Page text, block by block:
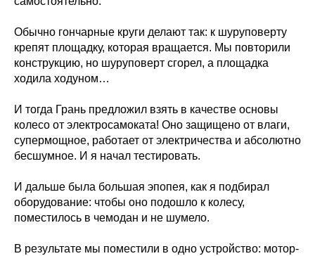
Обычно гончарные круги делают так: к шуруповерту
крепят площадку, которая вращается. Мы повторили
конструкцию, но шуруповерт сгорел, а площадка
ходила ходуном…
И тогда Грань предложил взять в качестве основы
колесо от электросамоката! Оно защищено от влаги,
супермощное, работает от электричества и абсолютно
бесшумное. И я начал тестировать.
И дальше была большая эпопея, как я подбирал
оборудование: чтобы оно подошло к колесу,
поместилось в чемодан и не шумело.
В результате мы поместили в одно устройство: мотор-